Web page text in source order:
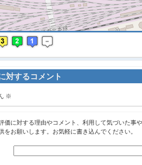
対するコメント
※
価に対する理由やコメント、利用して気づいた事
をお願いします。お気軽に書き込んでください。